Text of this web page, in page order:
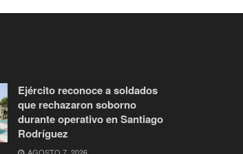
Ejército reconoce a soldados
que rechazaron soborno
durante operativo en Santiago
Rodríguez